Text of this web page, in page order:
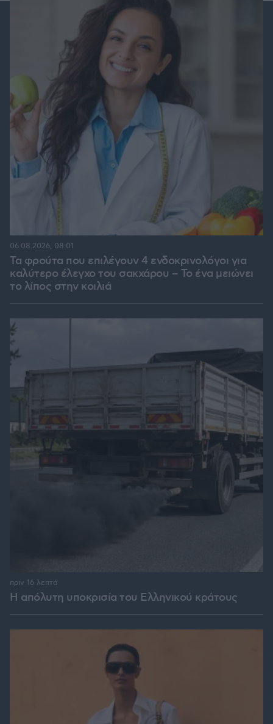
Τα φρούτα που επιλέγουν 4 ενδοκρινολόγοι για
καλύτερο έλεγχο του σακχάρου – Το ένα μειώνει
το λίπος στην κοιλιά
06.08.2026, 08:01
Η απόλυτη υποκρισία του Ελληνικού κράτους
πριν 16 λεπτά